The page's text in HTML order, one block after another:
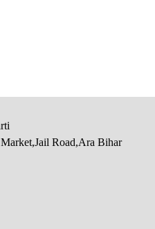
Road,Ara Bihar